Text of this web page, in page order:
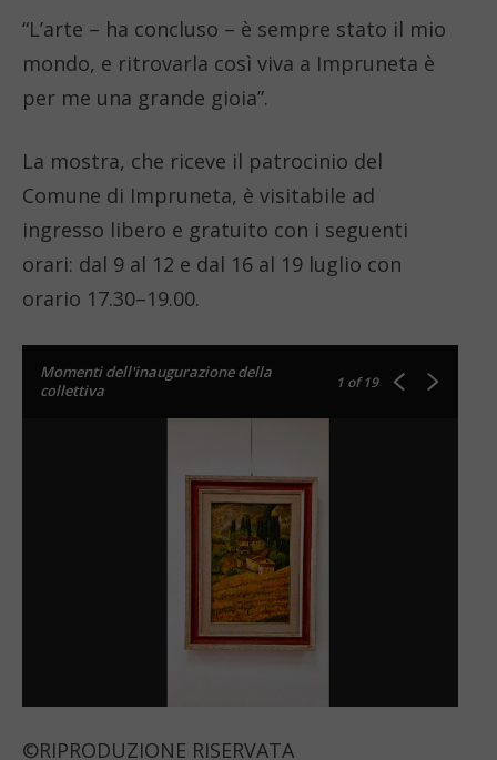
“L’arte – ha concluso – è sempre stato il mio
mondo, e ritrovarla così viva a Impruneta è
per me una grande gioia”.
La mostra, che riceve il patrocinio del
Comune di Impruneta, è visitabile ad
ingresso libero e gratuito con i seguenti
orari: dal 9 al 12 e dal 16 al 19 luglio con
orario 17.30–19.00.
Momenti dell'inaugurazione della
collettiva
1 of 19
©RIPRODUZIONE RISERVATA